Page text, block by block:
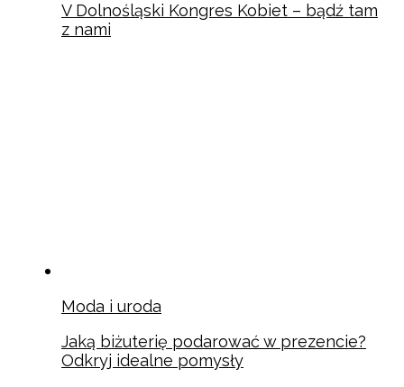
V Dolnośląski Kongres Kobiet – bądź tam
z nami
Moda i uroda
Jaką biżuterię podarować w prezencie?
Odkryj idealne pomysły